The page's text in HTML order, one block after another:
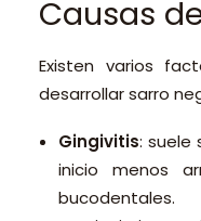
Causas
Existen varios
desarrollar sarro
Gingivitis: suele
inicio menos